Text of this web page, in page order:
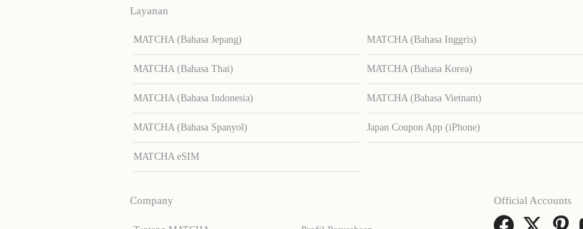
Layanan
MATCHA (Bahasa Jepang) MATCHA (Bahasa Inggris)
MATCHA (Bahasa Thai) MATCHA (Bahasa Korea)
MATCHA (Bahasa Indonesia) MATCHA (Bahasa Vietnam)
MATCHA (Bahasa Spanyol) Japan Coupon App (iPhone)
MATCHA eSIM
Company Official Accounts